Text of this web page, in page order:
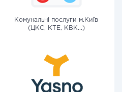
Комунальні послуги м.Київ
(ЦКС, КТЕ, КВК...)